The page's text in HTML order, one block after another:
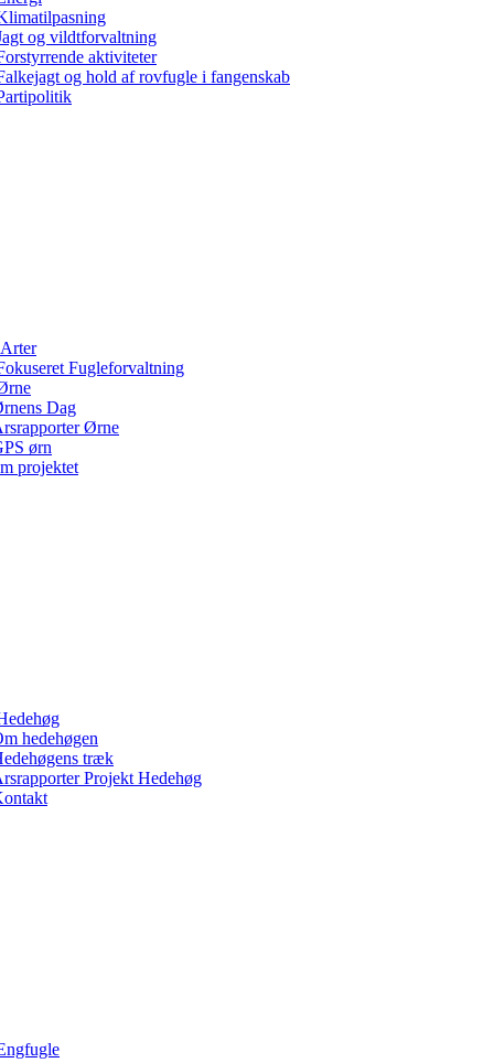
og vildtforvaltning
aktiviteter
og hold af rovfugle i fangenskab
Arter
Fugleforvaltning
Dag
Ørne
ørn
projektet
hedehøgen
træk
Projekt Hedehøg